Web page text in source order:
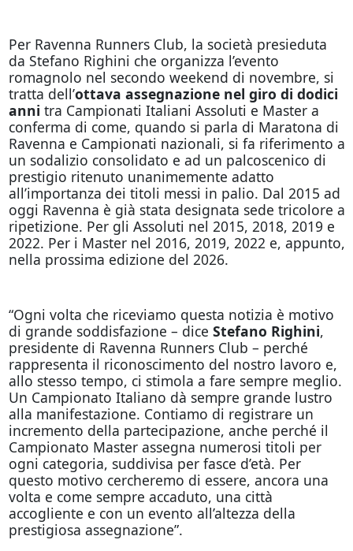
Per Ravenna Runners Club, la società presieduta
da Stefano Righini che organizza l’evento
romagnolo nel secondo weekend di novembre, si
tratta dell’ottava assegnazione nel giro di dodici
anni tra Campionati Italiani Assoluti e Master a
conferma di come, quando si parla di Maratona di
Ravenna e Campionati nazionali, si fa riferimento a
un sodalizio consolidato e ad un palcoscenico di
prestigio ritenuto unanimemente adatto
all’importanza dei titoli messi in palio. Dal 2015 ad
oggi Ravenna è già stata designata sede tricolore a
ripetizione. Per gli Assoluti nel 2015, 2018, 2019 e
2022. Per i Master nel 2016, 2019, 2022 e, appunto,
nella prossima edizione del 2026.
“Ogni volta che riceviamo questa notizia è motivo
di grande soddisfazione – dice Stefano Righini,
presidente di Ravenna Runners Club – perché
rappresenta il riconoscimento del nostro lavoro e,
allo stesso tempo, ci stimola a fare sempre meglio.
Un Campionato Italiano dà sempre grande lustro
alla manifestazione. Contiamo di registrare un
incremento della partecipazione, anche perché il
Campionato Master assegna numerosi titoli per
ogni categoria, suddivisa per fasce d’età. Per
questo motivo cercheremo di essere, ancora una
volta e come sempre accaduto, una città
accogliente e con un evento all’altezza della
prestigiosa assegnazione”.